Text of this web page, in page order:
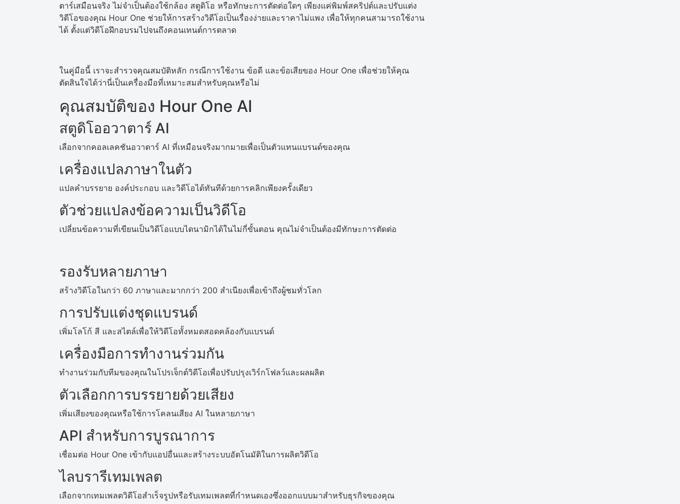
ตาร์เสมือนจริง ไม่จำเป็นต้องใช้กล้อง สตูดิโอ หรือทักษะการตัดต่อใดๆ เพียงแค่พิมพ์สคริปต์และปรับแต่ง
วิดีโอของคุณ Hour One ช่วยให้การสร้างวิดีโอเป็นเรื่องง่ายและราคาไม่แพง เพื่อให้ทุกคนสามารถใช้งาน
ได้ ตั้งแต่วิดีโอฝึกอบรมไปจนถึงคอนเทนต์การตลาด
ในคู่มือนี้ เราจะสำรวจคุณสมบัติหลัก กรณีการใช้งาน ข้อดี และข้อเสียของ Hour One เพื่อช่วยให้คุณ
ตัดสินใจได้ว่านี่เป็นเครื่องมือที่เหมาะสมสำหรับคุณหรือไม่
คุณสมบัติของ Hour One AI
สตูดิโออวาตาร์ AI
เลือกจากคอลเลคชันอวาตาร์ AI ที่เหมือนจริงมากมายเพื่อเป็นตัวแทนแบรนด์ของคุณ
เครื่องแปลภาษาในตัว
แปลคำบรรยาย องค์ประกอบ และวิดีโอได้ทันทีด้วยการคลิกเพียงครั้งเดียว
ตัวช่วยแปลงข้อความเป็นวิดีโอ
เปลี่ยนข้อความที่เขียนเป็นวิดีโอแบบไดนามิกได้ในไม่กี่ขั้นตอน คุณไม่จำเป็นต้องมีทักษะการตัดต่อ
รองรับหลายภาษา
สร้างวิดีโอในกว่า 60 ภาษาและมากกว่า 200 สำเนียงเพื่อเข้าถึงผู้ชมทั่วโลก
การปรับแต่งชุดแบรนด์
เพิ่มโลโก้ สี และสไตล์เพื่อให้วิดีโอทั้งหมดสอดคล้องกับแบรนด์
เครื่องมือการทำงานร่วมกัน
ทำงานร่วมกับทีมของคุณในโปรเจ็กต์วิดีโอเพื่อปรับปรุงเวิร์กโฟลว์และผลผลิต
ตัวเลือกการบรรยายด้วยเสียง
เพิ่มเสียงของคุณหรือใช้การโคลนเสียง AI ในหลายภาษา
API สำหรับการบูรณาการ
เชื่อมต่อ Hour One เข้ากับแอปอื่นและสร้างระบบอัตโนมัติในการผลิตวิดีโอ
ไลบรารีเทมเพลต
เลือกจากเทมเพลตวิดีโอสำเร็จรูปหรือรับเทมเพลตที่กำหนดเองซึ่งออกแบบมาสำหรับธุรกิจของคุณ